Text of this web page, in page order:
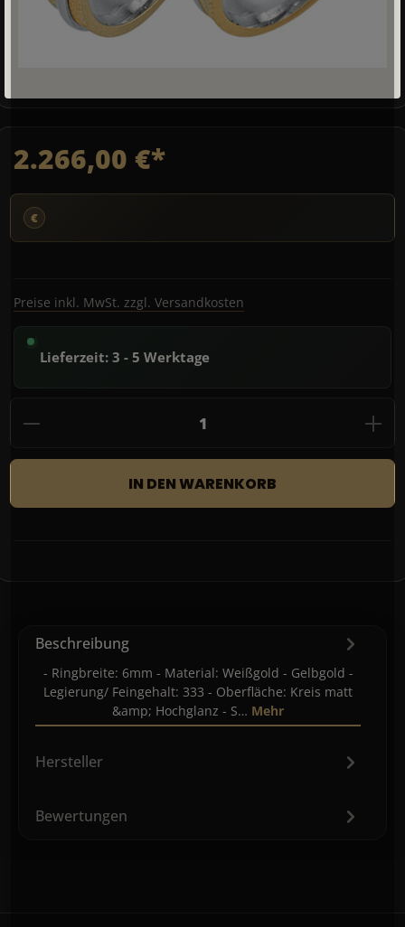
2.266,00 €*
Preise inkl. MwSt. zzgl. Versandkosten
Lieferzeit: 3 - 5 Werktage
Produkt Anzahl: Gib den gewünschten
IN DEN WARENKORB
Beschreibung
- Ringbreite: 6mm - Material: Weißgold - Gelbgold -
Legierung/ Feingehalt: 333 - Oberfläche: Kreis matt
&amp; Hochglanz - S… Mehr
Hersteller
Bewertungen